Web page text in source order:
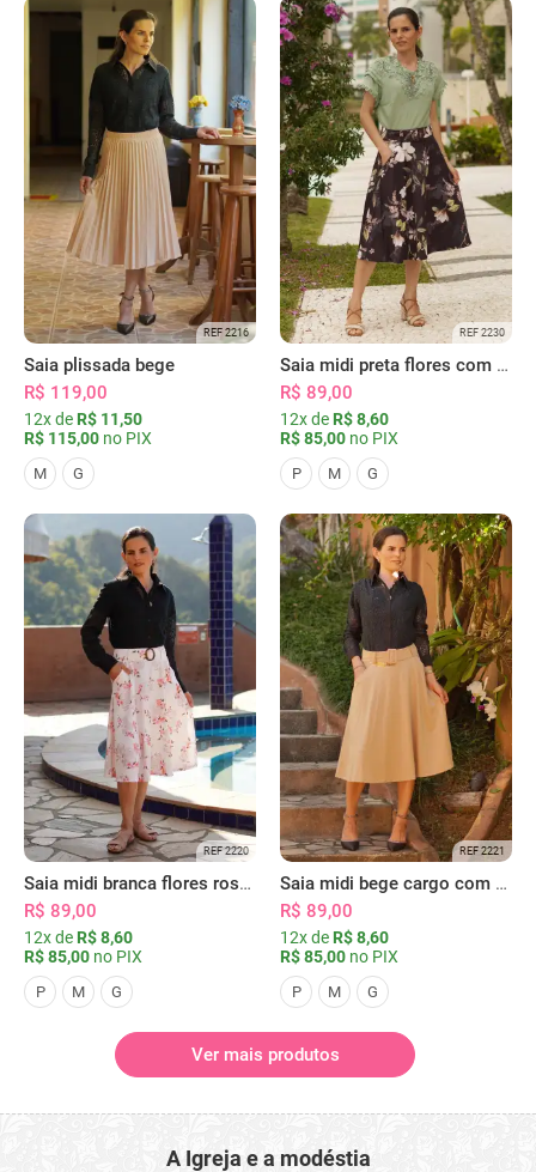
REF 2216
Saia plissada bege
R$ 119,00
12x de R$ 11,50
R$ 115,00 no PIX
M G
REF 2230
Saia midi preta flores com bolsos
R$ 89,00
12x de R$ 8,60
R$ 85,00 no PIX
P M G
REF 2220
Saia midi branca flores rosas com bolsos
R$ 89,00
12x de R$ 8,60
R$ 85,00 no PIX
P M G
REF 2221
Saia midi bege cargo com bolsos
R$ 89,00
12x de R$ 8,60
R$ 85,00 no PIX
P M G
Ver mais produtos
A Igreja e a modéstia